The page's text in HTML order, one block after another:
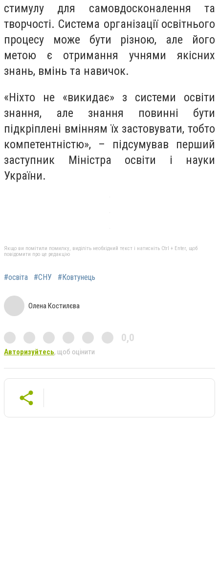
стимулу для самовдосконалення та
творчості. Система організації освітнього
процесу може бути різною, але його
метою є отримання учнями якісних
знань, вмінь та навичок.
«Ніхто не «викидає» з системи освіти
знання, але знання повинні бути
підкріплені вмінням їх застовувати, тобто
компетентністю», – підсумував перший
заступник Міністра освіти і науки
України.
Якщо ви помітили помилку, виділіть необхідний текст і натисніть Ctrl + Enter, щоб
повідомити про це редакцію
#освіта #СНУ #Ковтунець
Олена Костилєва
0,0
Авторизуйтесь, щоб оцінити